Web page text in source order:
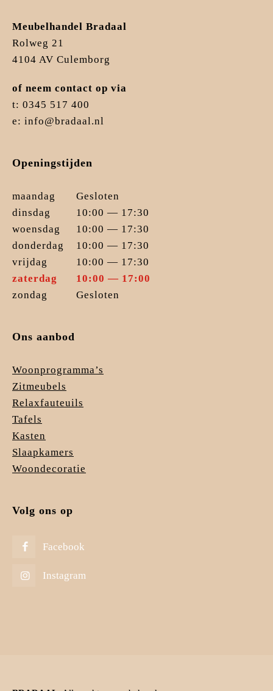
Meubelhandel Bradaal
Rolweg 21
4104 AV Culemborg
of neem contact op via
t: 0345 517 400
e: info@bradaal.nl
Openingstijden
maandag
Gesloten
dinsdag
10:00 — 17:30
woensdag
10:00 — 17:30
donderdag
10:00 — 17:30
vrijdag
10:00 — 17:30
zaterdag
10:00 — 17:00
zondag
Gesloten
Ons aanbod
Woonprogramma’s
Zitmeubels
Relaxfauteuils
Tafels
Kasten
Slaapkamers
Woondecoratie
Volg ons op
Facebook
Instagram